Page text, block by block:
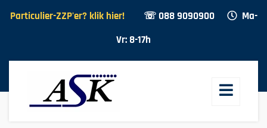
Particulier-ZZP'er? klik hier! ☏ 088 9090900
Ma-
Vr: 8-17h